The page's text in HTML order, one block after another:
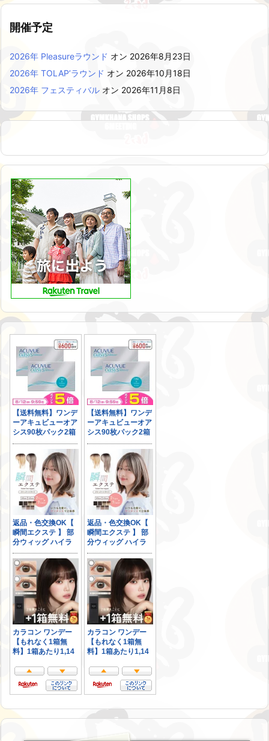
開催予定
2026年 Pleasureラウンド オン 2026年8月23日
2026年 TOLAP’ラウンド オン 2026年10月18日
2026年 フェスティバル オン 2026年11月8日